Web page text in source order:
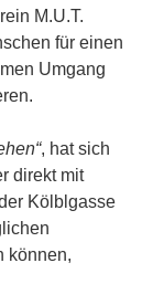
M.U.T.
für einen
Umgang
, hat sich
direkt mit
Kölblgasse
können,